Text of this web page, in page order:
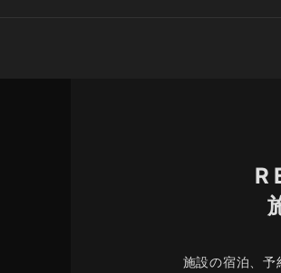
施設の宿泊、予